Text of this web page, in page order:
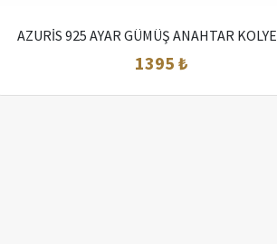
AZURİS 925 AYAR GÜMÜŞ ANAHTAR KOLYE
1395 ₺